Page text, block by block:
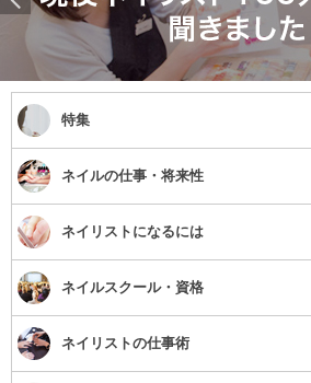
特集
ネイルの仕事・将来性
ネイリストになるには
ネイルスクール・資格
ネイリストの仕事術